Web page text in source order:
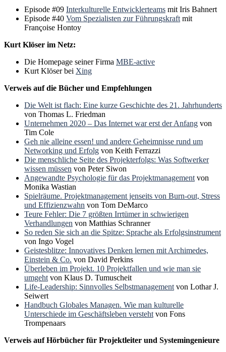
Episode #09 Interkulturelle Entwicklerteams mit Iris Bahnert
Episode #40 Vom Spezialisten zur Führungskraft mit
Françoise Hontoy
Kurt Klöser im Netz:
Die Homepage seiner Firma MBE-active
Kurt Klöser bei Xing
Verweis auf die Bücher und Empfehlungen
Die Welt ist flach: Eine kurze Geschichte des 21. Jahrhunderts
von Thomas L. Friedman
Unternehmen 2020 – Das Internet war erst der Anfang von
Tim Cole
Geh nie alleine essen! und andere Geheimnisse rund um
Networking und Erfolg von Keith Ferrazzi
Die menschliche Seite des Projekterfolgs: Was Softwerker
wissen müssen von Peter Siwon
Angewandte Psychologie für das Projektmanagement von
Monika Wastian
Spielräume. Projektmanagement jenseits von Burn-out, Stress
und Effizienzwahn von Tom DeMarco
Teure Fehler: Die 7 größten Irrtümer in schwierigen
Verhandlungen von Matthias Schranner
So reden Sie sich an die Spitze: Sprache als Erfolgsinstrument
von Ingo Vogel
Geistesblitze: Innovatives Denken lernen mit Archimedes,
Einstein & Co. von David Perkins
Überleben im Projekt. 10 Projektfallen und wie man sie
umgeht von Klaus D. Tumuscheit
Life-Leadership: Sinnvolles Selbstmanagement von Lothar J.
Seiwert
Handbuch Globales Managen. Wie man kulturelle
Unterschiede im Geschäftsleben versteht von Fons
Trompenaars
Verweis auf Hörbücher für Projektleiter und Systemingenieure